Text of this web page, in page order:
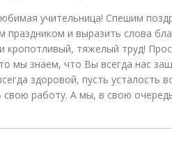
учительница! Спешим
праздником и выразить слова
кропотливый, тяжелый труд!
мы знаем, что Вы всегда нас
здоровой, пусть усталость
свою работу. А мы, в свою